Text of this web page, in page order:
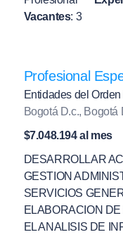
Vacantes: 3
Profesional
Entidades del
Bogotá D.c., Bogotá
$7.048.194 al mes
DESARROLLAR
GESTION
SERVICIOS
ELABORACION
EL ANALISIS DE